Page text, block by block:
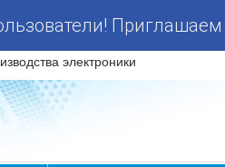
Приглашаем
электроники